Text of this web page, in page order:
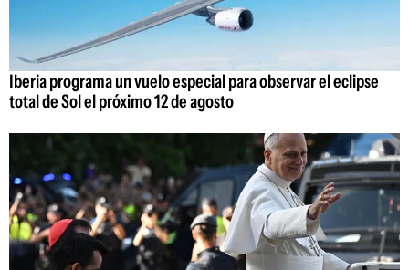
Iberia programa un vuelo especial para observar el eclipse
total de Sol el próximo 12 de agosto